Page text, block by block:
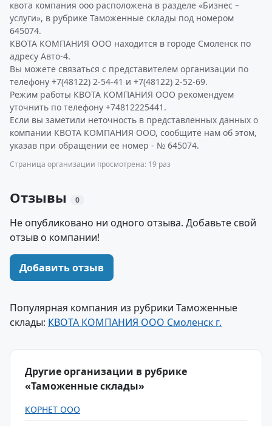
квота компания ооо расположена в разделе «Бизнес –
услуги», в рубрике Таможенные склады под номером
645074.
КВОТА КОМПАНИЯ ООО находится в городе Смоленск по
адресу Авто-4.
Вы можете связаться с представителем организации по
телефону +7(48122) 2-54-41 и +7(48122) 2-52-69.
Режим работы КВОТА КОМПАНИЯ ООО рекомендуем
уточнить по телефону +74812225441.
Если вы заметили неточность в представленных данных о
компании КВОТА КОМПАНИЯ ООО, сообщите нам об этом,
указав при обращении ее номер - № 645074.
Страница организации просмотрена: 19 раз
Отзывы 0
Не опубликовано ни одного отзыва. Добавьте свой
отзыв о компании!
Добавить отзыв
Популярная компания из рубрики Таможенные
склады: КВОТА КОМПАНИЯ ООО Смоленск г.
Другие организации в рубрике
«Таможенные склады»
КОРНЕТ ООО